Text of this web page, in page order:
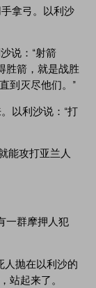
拿弓。以利沙
说：“射箭
胜箭，就是战胜
到灭尽他们。”
以利沙说：“打
能攻打亚兰人
一群摩押人犯
人抛在以利沙的
站起来了。